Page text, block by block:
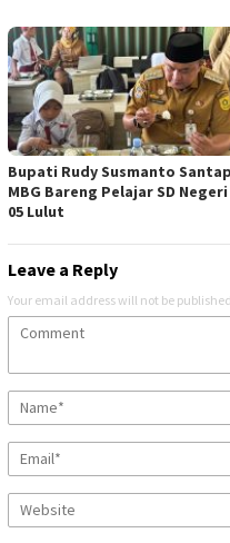
Bupati Rudy Susmanto Santap
MBG Bareng Pelajar SD Negeri
05 Lulut
Leave a Reply
Your email address will not be